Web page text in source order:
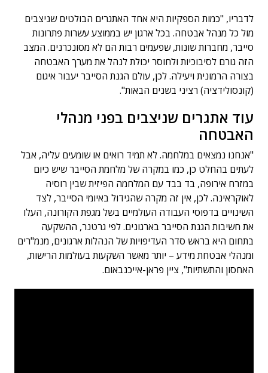
לדבריו, "כמות הספקיות היא אחד האתגרים הבולטים שניצבים
מול כל מנהל אבטחה. בכל ארגון יש בממוצע עשרות פתרונות
סייבר, מחברות שונות, שפעמים רבות הם לא מסונכרנים. המצב
הזה גורם לסיבוכיות ולחוסר יכולת לנהל את מערך האבטחה
בצורה הרמונית ויעילה. לכן, עולם הגנת הסייבר יעבור איגום
(קונסולידציה) רציני בשנים הבאות".
עוד אתגרים שניצבים בפני מנהלי
האבטחה
"אנחנו נמצאים במלחמה. לא תמיד רואים או שומעים עליה, אבל
לעתים בהחלט כן, כמו במקרה של מלחמת הסייבר שיש כיום
במזרח אירופה, בד בבד עם המלחמה הפיזית שבין רוסיה
לאוקראינה. לכן, אין זה מקרה שהגידול באיומי הסייבר, לצד
השינויים בדפוסי העבודה העולמיים בשל מגפת הקורונה, העלו
את חשיבות הגנת הסייבר בארגונים. לפי גרטנר, ההשקעה
בתחום היא בראש סדר העדיפויות של הנהלות ארגונים, מנמ"רים
ומנהלי אבטחת מידע – יותר מאשר השקעות בעולמות הרישות,
האחסון והתשתיות", ציין פראן-אייכנבאום.